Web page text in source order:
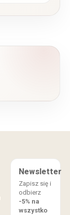
Newsletter
Zapisz się i
odbierz
-5% na
wszystko